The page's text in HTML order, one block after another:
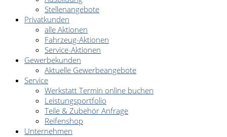
Stellenangebote
Privatkunden
alle Aktionen
Fahrzeug-Aktionen
Service-Aktionen
Gewerbekunden
Aktuelle Gewerbeangebote
Service
Werkstatt Termin online buchen
Leistungsportfolio
Teile & Zubehör Anfrage
Reifenshop
Unternehmen